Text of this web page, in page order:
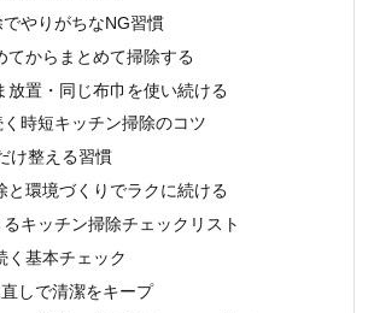
やりがちなNG習慣
てからまとめて掃除する
放置・同じ布巾を使い続ける
時短キッチン掃除のコツ
け整える習慣
と環境づくりでラクに続ける
キッチン掃除チェックリスト
く基本チェック
しで清潔をキープ